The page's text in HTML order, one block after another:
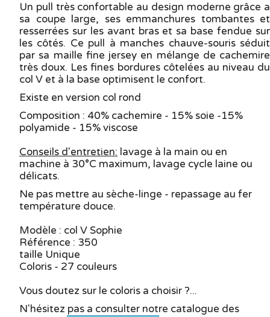
Un pull très confortable au design moderne grâce a
sa coupe large, ses emmanchures tombantes et
resserrées sur les avant bras et sa base fendue sur
les côtés. Ce pull à manches chauve-souris séduit
par sa maille fine jersey en mélange de cachemire
très doux. Les fines bordures côtelées au niveau du
col V et à la base optimisent le confort.
Existe en version col rond
Composition : 40% cachemire - 15% soie -15%
polyamide - 15% viscose
Conseils d'entretien: lavage à la main ou en
machine à 30°C maximum, lavage cycle laine ou
délicats.
Ne pas mettre au sèche-linge - repassage au fer
température douce.
Modèle : col V Sophie
Référence : 350
taille Unique
Coloris - 27 couleurs
Vous doutez sur le coloris a choisir ?...
N'hésitez pas a consulter notre catalogue des